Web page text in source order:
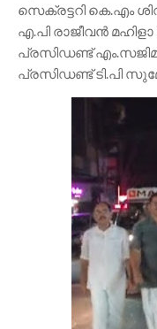
സെക്രട്ടറി കെ.എം
എ.പി രാജീവൻ
പ്രസിഡണ്ട്
പ്രസിഡണ്ട് ടി.പി